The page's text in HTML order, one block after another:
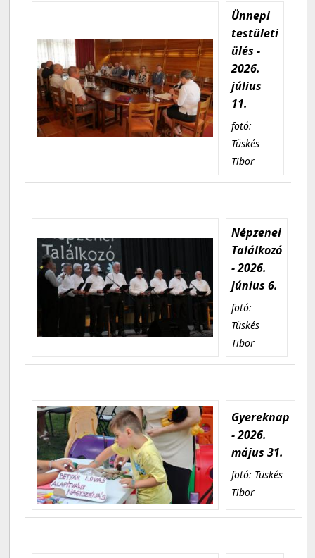
Ünnepi
testületi
ülés -
2026.
július
11.
fotó:
Tüskés
Tibor
Népzenei
Találkozó
- 2026.
június 6.
fotó:
Tüskés
Tibor
Gyereknap
- 2026.
május 31.
fotó: Tüskés
Tibor